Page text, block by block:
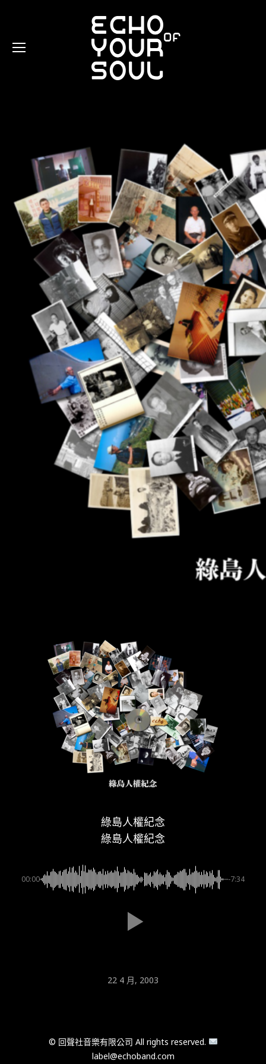
綠島人權紀念
綠島人權紀念
00:00 -7:34
22 4 月, 2003
© 回聲社音樂有限公司 All rights reserved.
label@echoband.com